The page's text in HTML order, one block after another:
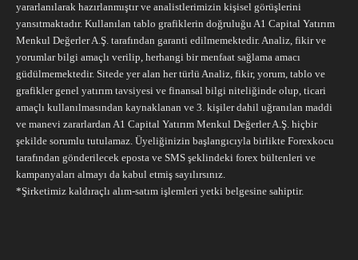
yararlanılarak hazırlanmıştır ve analistlerimizin kişisel görüşlerini
yansıtmaktadır. Kullanılan tablo grafiklerin doğruluğu A1 Capital Yatırım
Menkul Değerler A.Ş. tarafından garanti edilmemektedir. Analiz, fikir ve
yorumlar bilgi amaçlı verilip, herhangi bir menfaat sağlama amacı
güdülmemektedir. Sitede yer alan her türlü Analiz, fikir, yorum, tablo ve
grafikler genel yatırım tavsiyesi ve finansal bilgi niteliğinde olup, ticari
amaçlı kullanılmasından kaynaklanan ve 3. kişiler dahil uğranılan maddi
ve manevi zararlardan A1 Capital Yatırım Menkul Değerler A.Ş. hiçbir
şekilde sorumlu tutulamaz. Üyeliğinizin başlangıcıyla birlikte Forexkocu
tarafından gönderilecek eposta ve SMS şeklindeki forex bültenleri ve
kampanyaları almayı da kabul etmiş sayılırsınız.
*Şirketimiz kaldıraçlı alım-satım işlemleri yetki belgesine sahiptir.